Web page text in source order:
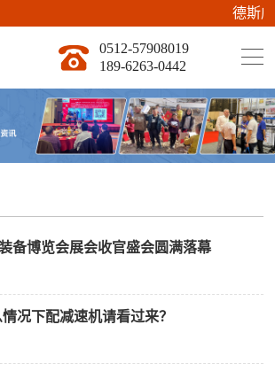
德斯威
0512-57908019
189-6263-0442
备博览会展会收官盛会圆满落幕
况下配减速机请看过来？